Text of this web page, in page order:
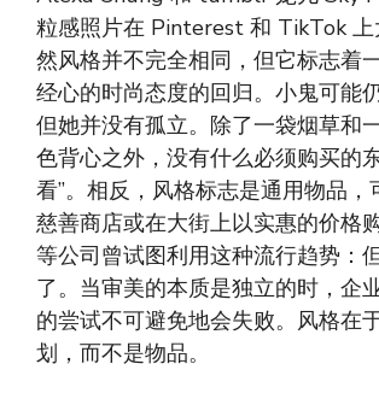
粒感照片在 Pinterest 和 TikTok 上
然风格并不完全相同，但它标志着
经心的时尚态度的回归。小鬼可能
但她并没有孤立。除了一袋烟草和
色背心之外，没有什么必须购买的
看”。相反，风格标志是通用物品，
慈善商店或在大街上以实惠的价格
等公司曾试图利用这种流行趋势：
了。当审美的本质是独立的时，企
的尝试不可避免地会失败。风格在
划，而不是物品。